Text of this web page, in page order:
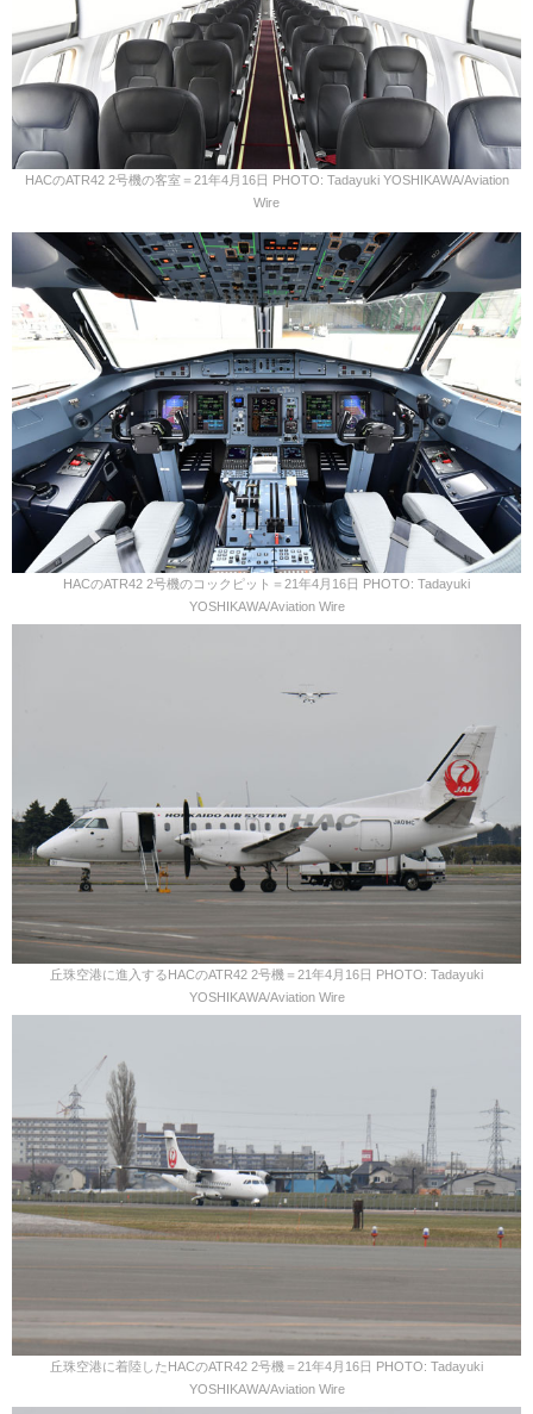
HACのATR42 2号機の客室＝21年4月16日 PHOTO: Tadayuki YOSHIKAWA/Aviation
Wire
HACのATR42 2号機のコックピット＝21年4月16日 PHOTO: Tadayuki
YOSHIKAWA/Aviation Wire
丘珠空港に進入するHACのATR42 2号機＝21年4月16日 PHOTO: Tadayuki
YOSHIKAWA/Aviation Wire
丘珠空港に着陸したHACのATR42 2号機＝21年4月16日 PHOTO: Tadayuki
YOSHIKAWA/Aviation Wire